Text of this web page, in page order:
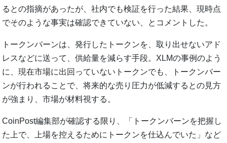
るとの指摘があったが、社内でも検証を行った結果、現時点
でそのような事実は確認できていない、とコメントした。
トークンバーンは、発行したトークンを、取り出せないアド
レスなどに送って、供給量を減らす手段。XLMの事例のよう
に、現在市場に出回っていないトークンでも、トークンバー
ンが行われることで、将来的な売り圧力が低減するとの見方
が強まり、市場が材料視する。
CoinPost編集部が確認する限り、「トークンバーンを把握し
た上で、上場を控えるためにトークンを仕込んでいた」など